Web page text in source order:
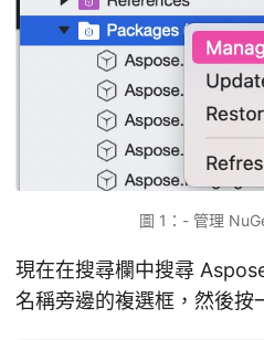
圖 1：- 管理
現在在搜尋欄中搜尋
名稱旁邊的複選框，然後按